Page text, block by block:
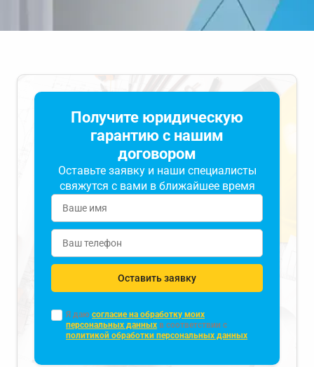
Получите юридическую
гарантию с нашим
договором
Оставьте заявку и наши специалисты
свяжутся с вами в ближайшее время
Оставить заявку
Я даю согласие на обработку моих
персональных данных в соответствии с
политикой обработки персональных данных